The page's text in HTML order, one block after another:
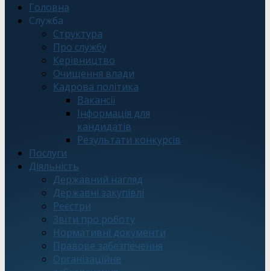
Головна
Служба
Структура
Про службу
Керівництво
Очищення влади
Кадрова політика
Вакансії
Інформація для
кандидатів
Результати конкурсів
Послуги
Діяльність
Державний нагляд
Державні закупівлі
Реєстри
Звіти про роботу
Нормативні документи
Правове забезпечення
Організаційне